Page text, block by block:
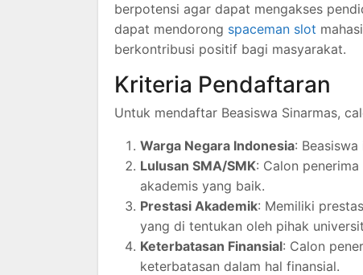
berpotensi agar dapat mengakses
dapat mendorong spaceman slot
berkontribusi positif bagi masyarakat.
Kriteria Pendaftaran
Untuk mendaftar Beasiswa Sinarmas,
Warga Negara Indonesia:
Lulusan SMA/SMK: Calon
akademis yang baik.
Prestasi Akademik: Memiliki
yang di tentukan oleh pihak
Keterbatasan Finansial: Calon
keterbatasan dalam hal finansial.